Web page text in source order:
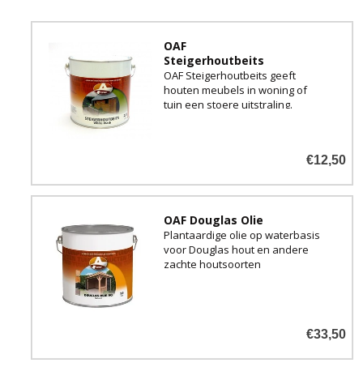
OAF
Steigerhoutbeits
OAF Steigerhoutbeits geeft
houten meubels in woning of
tuin een stoere uitstraling.
€12,50
OAF Douglas Olie
Plantaardige olie op waterbasis
voor Douglas hout en andere
zachte houtsoorten
€33,50